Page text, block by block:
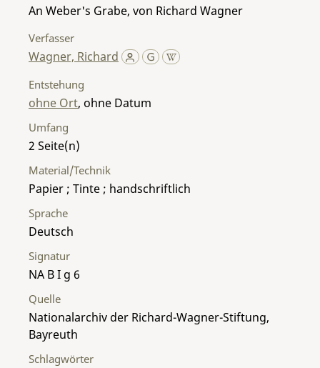
An Weber's Grabe, von Richard Wagner
Verfasser
Wagner, Richard
Entstehung
ohne Ort, ohne Datum
Umfang
2
Material/Technik
Papier ; Tinte ; handschriftlich
Sprache
Deutsch
Signatur
NA B I g 6
Quelle
Nationalarchiv der Richard-Wagner-Stiftung,
Bayreuth
Schlagwörter